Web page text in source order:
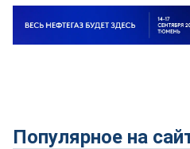
Популярное на